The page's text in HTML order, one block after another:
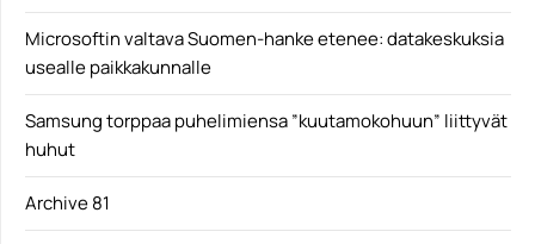
Microsoftin valtava Suomen-hanke etenee: datakeskuksia
usealle paikkakunnalle
Samsung torppaa puhelimiensa ”kuutamokohuun” liittyvät
huhut
Archive 81